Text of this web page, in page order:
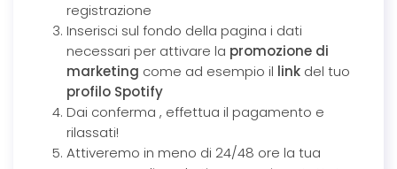
registrazione
Inserisci sul fondo della pagina i dati
necessari per attivare la promozione di
marketing come ad esempio il link del tuo
profilo Spotify
Dai conferma , effettua il pagamento e
rilassati!
Attiveremo in meno di 24/48 ore la tua